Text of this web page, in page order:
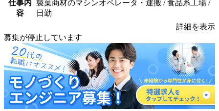
仕事内
容
製菓商材のマシンオペレータ・運搬 / 食品系工場 /
日勤
詳細を表示
募集が停止しています